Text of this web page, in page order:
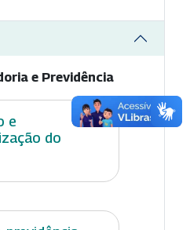
e Previdência
e
do